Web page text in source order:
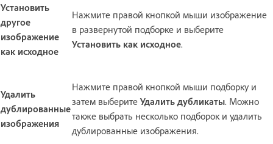
Установить
другое
изображение
как исходное
Нажмите правой кнопкой мыши изображение
в развернутой подборке и выберите
Установить как исходное.
Удалить
дублированные
изображения
Нажмите правой кнопкой мыши подборку и
затем выберите Удалить дубликаты. Можно
также выбрать несколько подборок и удалить
дублированные изображения.